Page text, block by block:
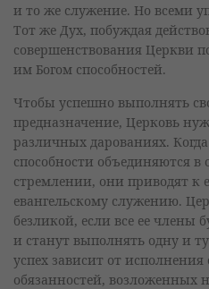
и то же служение. Но всеми
Тот же Дух, побуждая
совершенствования Церкви
им Богом способностей.
Чтобы успешно выполнять
предназначение, Церковь
различных дарованиях.
способности объединяются в
стремлении, они приводят к
евангельскому служению.
безликой, если все ее члены
и станут выполнять одну и
успех зависит от
обязанностей, возложенных